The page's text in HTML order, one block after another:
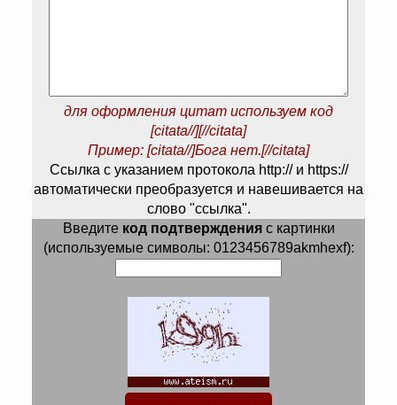
для оформления цитат используем код
[citata//][//citata]
Пример: [citata//]Бога нет.[//citata]
Ссылка с указанием протокола http:// и https://
автоматически преобразуется и навешивается на
слово "ссылка".
Введите код подтвержденияс картинки
(используемые символы: 0123456789akmhexf):